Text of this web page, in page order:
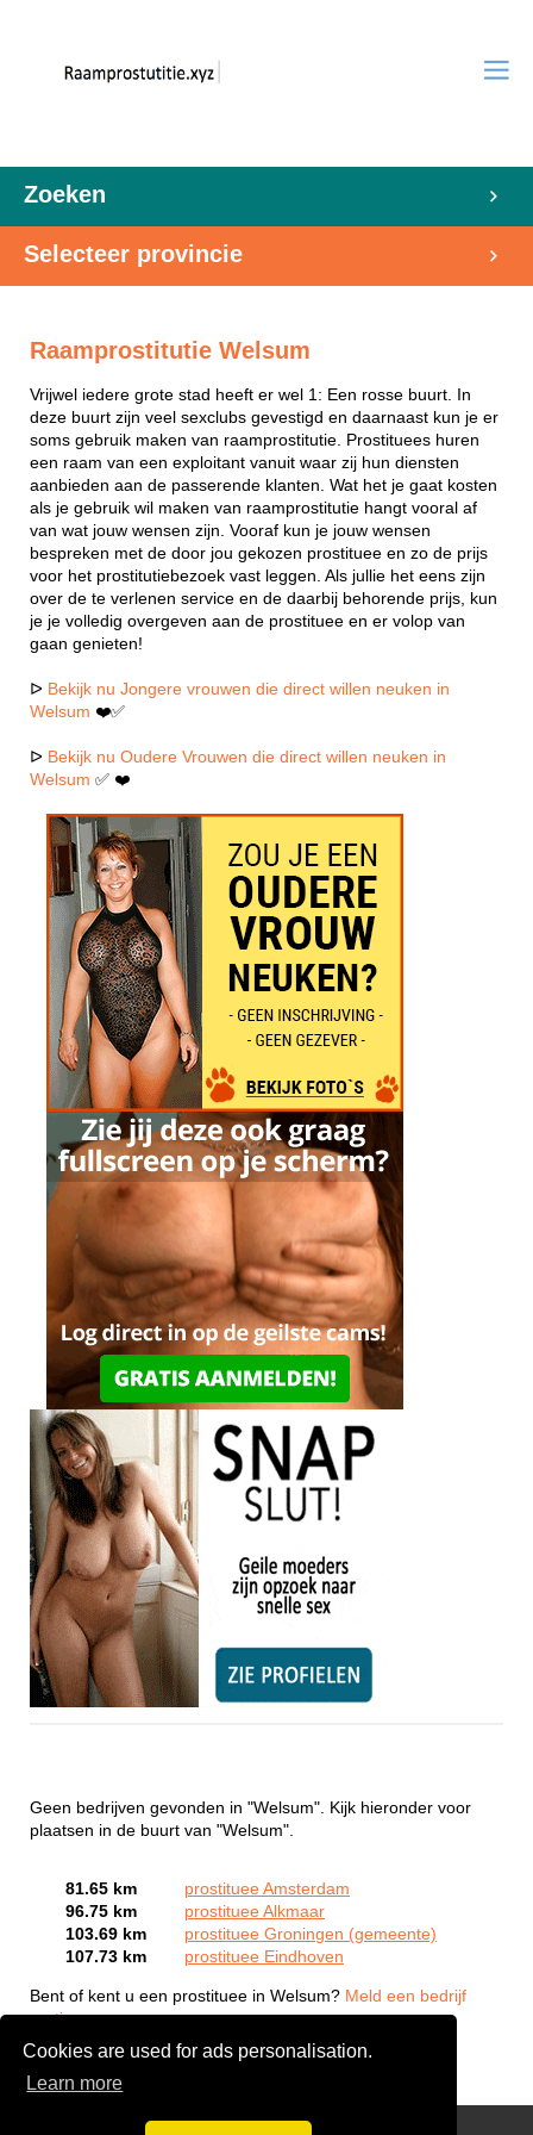
Cookies are used for ads personalisation.
Learn more
Zoeken
Selecteer provincie
Raamprostitutie Welsum
Vrijwel iedere grote stad heeft er wel 1: Een rosse buurt. In
deze buurt zijn veel sexclubs gevestigd en daarnaast kun je er
soms gebruik maken van raamprostitutie. Prostituees huren
een raam van een exploitant vanuit waar zij hun diensten
aanbieden aan de passerende klanten. Wat het je gaat kosten
als je gebruik wil maken van raamprostitutie hangt vooral af
van wat jouw wensen zijn. Vooraf kun je jouw wensen
bespreken met de door jou gekozen prostituee en zo de prijs
voor het prostitutiebezoek vast leggen. Als jullie het eens zijn
over de te verlenen service en de daarbij behorende prijs, kun
je je volledig overgeven aan de prostituee en er volop van
gaan genieten!
ᐅ Bekijk nu Jongere vrouwen die direct willen neuken in
Welsum ❤️✅
ᐅ Bekijk nu Oudere Vrouwen die direct willen neuken in
Welsum ✅ ❤️
Geen bedrijven gevonden in "Welsum". Kijk hieronder voor
plaatsen in de buurt van "Welsum".
81.65 km
prostituee Amsterdam
96.75 km
prostituee Alkmaar
103.69 km
prostituee Groningen (gemeente)
107.73 km
prostituee Eindhoven
Bent of kent u een prostituee in Welsum? Meld een bedrijf
gratis aan